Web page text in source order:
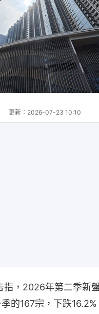
更新： 2026-07-23 10:10
指，2026年第二季新
的167宗，下跌